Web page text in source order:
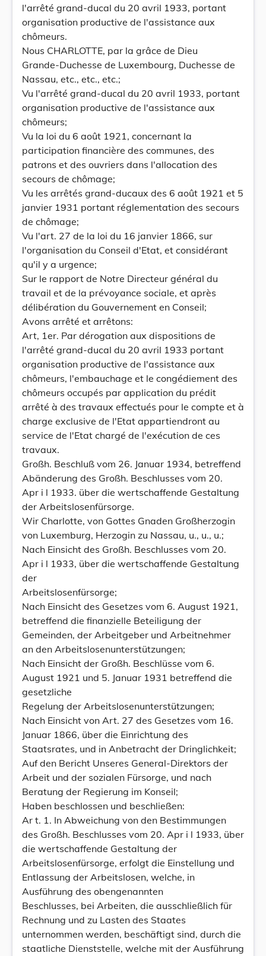
l'arrêté grand-ducal du 20 avril 1933, portant
organisation productive de l'assistance aux
chômeurs.
Nous CHARLOTTE, par la grâce de Dieu
Grande-Duchesse de Luxembourg, Duchesse de
Nassau, etc., etc., etc.;
Vu l'arrêté grand-ducal du 20 avril 1933, portant
organisation productive de l'assistance aux
chômeurs;
Vu la loi du 6 août 1921, concernant la
participation financière des communes, des
patrons et des ouvriers dans l'allocation des
secours de chômage;
Vu les arrêtés grand-ducaux des 6 août 1921 et 5
janvier 1931 portant réglementation des secours
de chômage;
Vu l'art. 27 de la loi du 16 janvier 1866, sur
l'organisation du Conseil d'Etat, et considérant
qu'il y a urgence;
Sur le rapport de Notre Directeur général du
travail et de la prévoyance sociale, et après
délibération du Gouvernement en Conseil;
Avons arrêté et arrêtons:
Art, 1er. Par dérogation aux dispositions de
l'arrêté grand-ducal du 20 avril 1933 portant
organisation productive de l'assistance aux
chômeurs, l'embauchage et le congédiement des
chômeurs occupés par application du prédit
arrêté à des travaux effectués pour le compte et à
charge exclusive de l'Etat appartiendront au
service de l'Etat chargé de l'exécution de ces
travaux.
Großh. Beschluß vom 26. Januar 1934, betreffend
Abänderung des Großh. Beschlusses vom 20.
Apr i l 1933. über die wertschaffende Gestaltung
der Arbeitslosenfürsorge.
Wir Charlotte, von Gottes Gnaden Großherzogin
von Luxemburg, Herzogin zu Nassau, u., u., u.;
Nach Einsicht des Großh. Beschlusses vom 20.
Apr i l 1933, über die wertschaffende Gestaltung
der
Arbeitslosenfürsorge;
Nach Einsicht des Gesetzes vom 6. August 1921,
betreffend die finanzielle Beteiligung der
Gemeinden, der Arbeitgeber und Arbeitnehmer
an den Arbeitslosenunterstützungen;
Nach Einsicht der Großh. Beschlüsse vom 6.
August 1921 und 5. Januar 1931 betreffend die
gesetzliche
Regelung der Arbeitslosenunterstützungen;
Nach Einsicht von Art. 27 des Gesetzes vom 16.
Januar 1866, über die Einrichtung des
Staatsrates, und in Anbetracht der Dringlichkeit;
Auf den Bericht Unseres General-Direktors der
Arbeit und der sozialen Fürsorge, und nach
Beratung der Regierung im Konseil;
Haben beschlossen und beschließen:
Ar t. 1. In Abweichung von den Bestimmungen
des Großh. Beschlusses vom 20. Apr i l 1933, über
die wertschaffende Gestaltung der
Arbeitslosenfürsorge, erfolgt die Einstellung und
Entlassung der Arbeitslosen, welche, in
Ausführung des obengenannten
Beschlusses, bei Arbeiten, die ausschließlich für
Rechnung und zu Lasten des Staates
unternommen werden, beschäftigt sind, durch die
staatliche Dienststelle, welche mit der Ausführung